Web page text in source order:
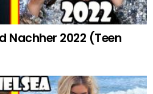
Nachher 2022 (Teen